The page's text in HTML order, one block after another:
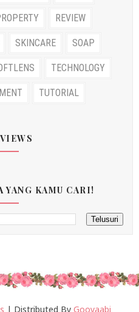
REVIEW
SKINCARE SOAP
TECHNOLOGY
TUTORIAL
KAMU CARI!
| Distributed By Gooyaabi